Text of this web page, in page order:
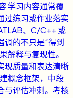
学习内容通常覆
过练习或作业落实
、C/C++ 或
调的不只是“得到
解释与复现性。
现质量和表达清晰
概念框架，中段
与评估冲刺。考核